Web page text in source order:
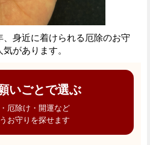
身近に着けられる厄除のお守
があります。
いごとで選ぶ
厄除け・開運など
お守りを探せます